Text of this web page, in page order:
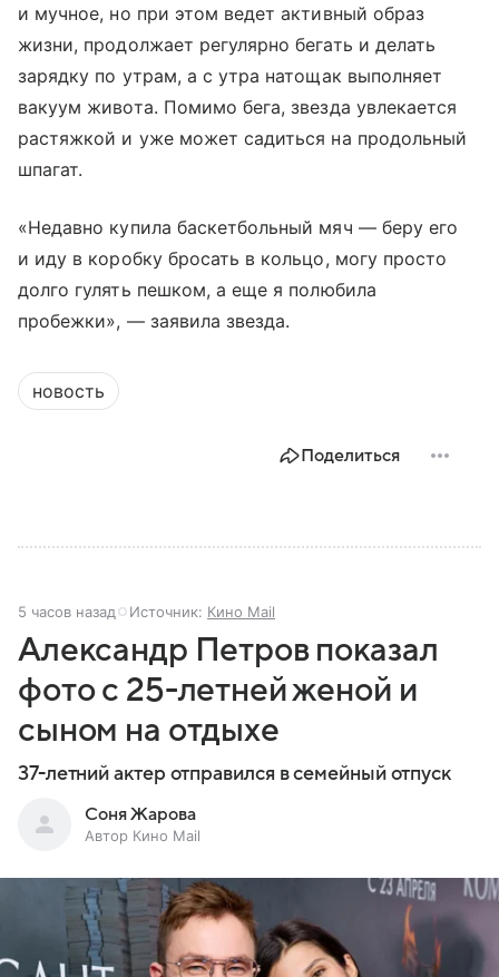
и мучное, но при этом ведет активный образ
жизни, продолжает регулярно бегать и делать
зарядку по утрам, а с утра натощак выполняет
вакуум живота. Помимо бега, звезда увлекается
растяжкой и уже может садиться на продольный
шпагат.
«Недавно купила баскетбольный мяч — беру его
и иду в коробку бросать в кольцо, могу просто
долго гулять пешком, а еще я полюбила
пробежки», ― заявила звезда.
новость
Поделиться
5 часов назад Источник: Кино Mail
Александр Петров показал
фото с 25-летней женой и
сыном на отдыхе
37-летний актер отправился в семейный отпуск
Соня Жарова
Автор Кино Mail